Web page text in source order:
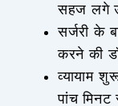
सहज लगे
सर्जरी के
करने की
व्यायाम
पांच